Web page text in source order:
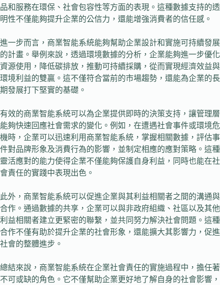
品和服務在環保、社會包容性等方面的表現。這種數據支持的透
明性不僅能夠提升企業的公信力，還能增強消費者的信任感。
進一步而言，商業智能系統能夠幫助企業設計和實施可持續發展
的計畫。舉例來說，透過環境數據的分析，企業能夠進一步優化
資源使用，降低碳排放，推動可持續採購，從而實現經濟效益與
環境利益的雙贏。這不僅符合當前的市場趨勢，還能為企業的長
期發展打下堅實的基礎。
有效的商業智能系統可以為企業提供即時的決策支持，讓管理層
能夠快速回應社會需求的變化。例如，在遭遇社會事件或環境危
機時，企業可以迅速利用商業智能系統，掌握相關數據，評估事
件對品牌形象及消費行為的影響，並制定相應的應對策略。這種
靈活應對的能力使得企業不僅能夠保護自身利益，同時也能在社
會責任的實踐中表現出色。
此外，商業智能系統可以促進企業與其利益相關者之間的溝通與
合作。通過數據的共享，企業可以與非政府組織、社區以及其他
利益相關者建立更緊密的聯繫，並共同努力解決社會問題。這種
合作不僅有助於提升企業的社會形象，還能擴大其影響力，促進
社會的整體進步。
總結來說，商業智能系統在企業社會責任的實施過程中，擔任著
不可或缺的角色。它不僅幫助企業更好地了解自身的社會影響，